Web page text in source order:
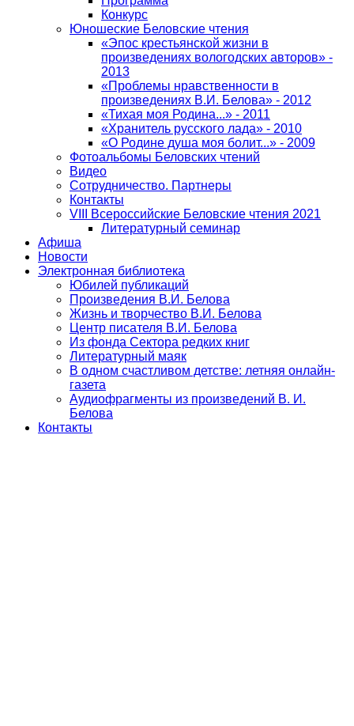
Конкурс
Юношеские Беловские чтения
«Эпос крестьянской жизни в
произведениях вологодских авторов» -
2013
«Проблемы нравственности в
произведениях В.И. Белова» - 2012
«Тихая моя Родина...» - 2011
«Хранитель русского лада» - 2010
«О Родине душа моя болит...» - 2009
Фотоальбомы Беловских чтений
Видео
Сотрудничество. Партнеры
Контакты
VIII Всероссийские Беловские чтения 2021
Литературный семинар
Афиша
Новости
Электронная библиотека
Юбилей публикаций
Произведения В.И. Белова
Жизнь и творчество В.И. Белова
Центр писателя В.И. Белова
Из фонда Сектора редких книг
Литературный маяк
В одном счастливом детстве: летняя онлайн-
газета
Аудиофрагменты из произведений В. И.
Белова
Контакты